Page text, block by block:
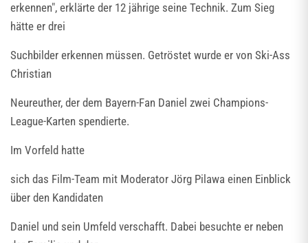
erkennen", erklärte der 12 jährige seine Technik. Zum Sieg
hätte er drei
Suchbilder erkennen müssen. Getröstet wurde er von Ski-Ass
Christian
Neureuther, der dem Bayern-Fan Daniel zwei Champions-
League-Karten spendierte.
Im Vorfeld hatte
sich das Film-Team mit Moderator Jörg Pilawa einen Einblick
über den Kandidaten
Daniel und sein Umfeld verschafft. Dabei besuchte er neben